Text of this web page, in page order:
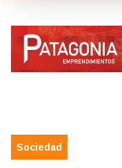
Sociedad